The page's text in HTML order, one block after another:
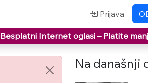
Prijava
Besplatni Internet oglasi – Platite
Na današnji